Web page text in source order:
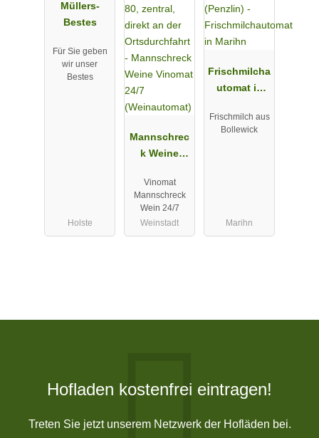
Müllers-
Bestes
Für Sie geben
wir unser
Bestes
Holste
Mannschrec
k Weine
(Weinautom
at)
Vinomat
Mannschreck
Wein 24/7
Weinstadt
Frischmilcha
utomat in
Frischmilch aus
Bollewick
Marihn
Hofladen kostenfrei eintragen!
Treten Sie jetzt unserem Netzwerk der Hofläden bei.